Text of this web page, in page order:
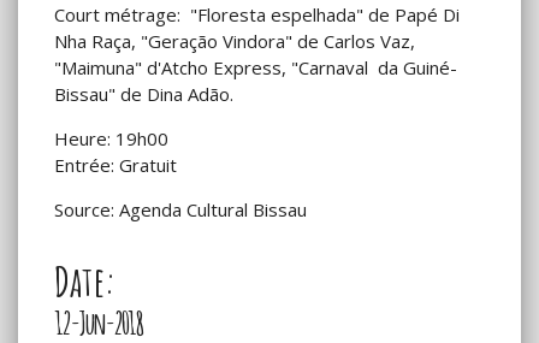
Court métrage: "Floresta espelhada" de Papé Di
Nha Raça, "Geração Vindora" de Carlos Vaz,
"Maimuna" d'Atcho Express, "Carnaval da Guiné-
Bissau" de Dina Adão.
Heure: 19h00
Entrée: Gratuit
Source: Agenda Cultural Bissau
Date:
12-Jun-2018